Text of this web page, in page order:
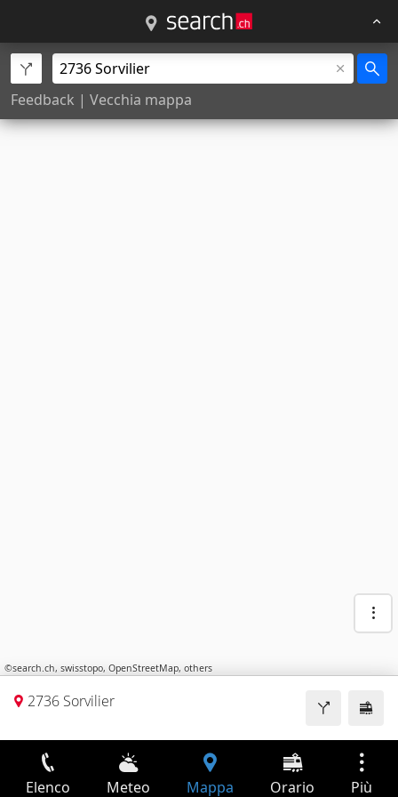
Feedback | Vecchia mappa
©search.ch, swisstopo, OpenStreetMap, others
2736 Sorvilier
Elenco Meteo Mappa Orario Più